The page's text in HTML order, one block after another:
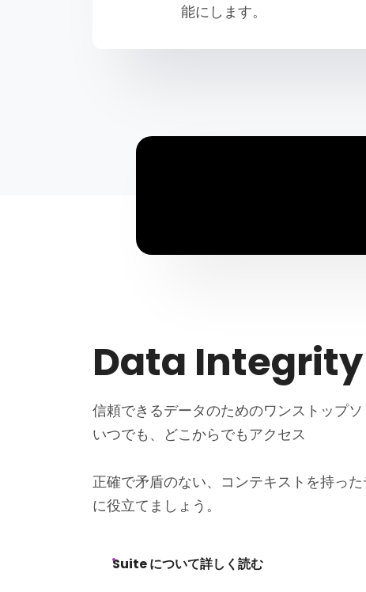
能にします。
Data
信頼できるデータのためのワンストップソ
いつでも、どこからでもアクセス
正確で矛盾のない、コンテキストを持っ
に役立てましょう。
Suite について詳しく読む